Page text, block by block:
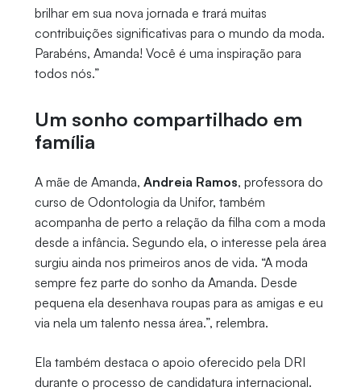
brilhar em sua nova jornada e trará muitas
contribuições significativas para o mundo da moda.
Parabéns, Amanda! Você é uma inspiração para
todos nós.”
Um sonho compartilhado em
família
A mãe de Amanda, Andreia Ramos, professora do
curso de Odontologia da Unifor, também
acompanha de perto a relação da filha com a moda
desde a infância. Segundo ela, o interesse pela área
surgiu ainda nos primeiros anos de vida. “A moda
sempre fez parte do sonho da Amanda. Desde
pequena ela desenhava roupas para as amigas e eu
via nela um talento nessa área.”, relembra.
Ela também destaca o apoio oferecido pela DRI
durante o processo de candidatura internacional.